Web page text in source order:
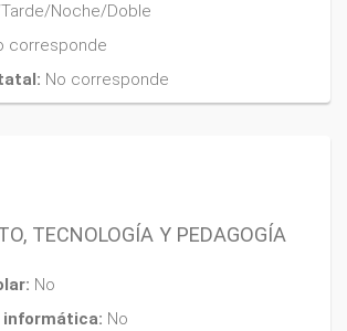
Noche/Doble
corresponde
No corresponde
TECNOLOGÍA Y PEDAGOGÍA
No
informática: No